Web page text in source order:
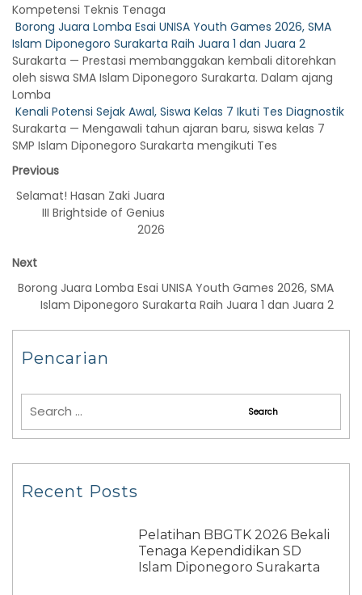
Kompetensi Teknis Tenaga
Borong Juara Lomba Esai UNISA Youth Games 2026, SMA
Islam Diponegoro Surakarta Raih Juara 1 dan Juara 2
Surakarta — Prestasi membanggakan kembali ditorehkan
oleh siswa SMA Islam Diponegoro Surakarta. Dalam ajang
Lomba
Kenali Potensi Sejak Awal, Siswa Kelas 7 Ikuti Tes Diagnostik
Surakarta — Mengawali tahun ajaran baru, siswa kelas 7
SMP Islam Diponegoro Surakarta mengikuti Tes
Previous
Selamat! Hasan Zaki Juara
III Brightside of Genius
2026
Next
Borong Juara Lomba Esai UNISA Youth Games 2026, SMA
Islam Diponegoro Surakarta Raih Juara 1 dan Juara 2
Pencarian
Recent Posts
Pelatihan BBGTK 2026 Bekali
Tenaga Kependidikan SD
Islam Diponegoro Surakarta